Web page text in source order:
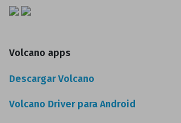
Volcano apps
Descargar Volcano
Volcano Driver para Android